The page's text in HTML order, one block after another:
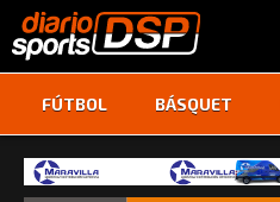
FÚTBOL BÁSQUET